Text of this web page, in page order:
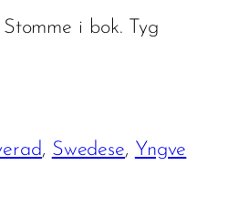
i bok. Tyg
, Swedese, Yngve